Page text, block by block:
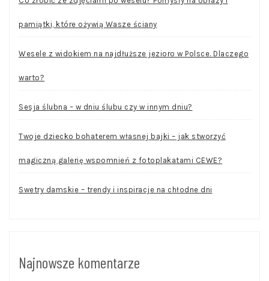
pamiątki, które ożywią Wasze ściany
Wesele z widokiem na najdłuższe jezioro w Polsce. Dlaczego
warto?
Sesja ślubna – w dniu ślubu czy w innym dniu?
Twoje dziecko bohaterem własnej bajki – jak stworzyć
magiczną galerię wspomnień z fotoplakatami CEWE?
Swetry damskie – trendy i inspiracje na chłodne dni
Najnowsze komentarze